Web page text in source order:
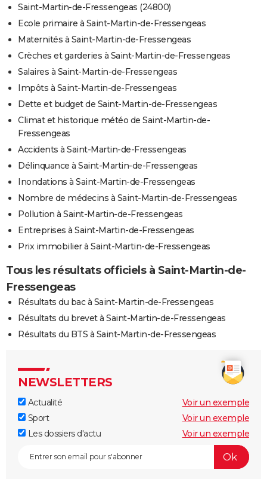
Saint-Martin-de-Fressengeas (24800)
Ecole primaire à Saint-Martin-de-Fressengeas
Maternités à Saint-Martin-de-Fressengeas
Crèches et garderies à Saint-Martin-de-Fressengeas
Salaires à Saint-Martin-de-Fressengeas
Impôts à Saint-Martin-de-Fressengeas
Dette et budget de Saint-Martin-de-Fressengeas
Climat et historique météo de Saint-Martin-de-
Fressengeas
Accidents à Saint-Martin-de-Fressengeas
Délinquance à Saint-Martin-de-Fressengeas
Inondations à Saint-Martin-de-Fressengeas
Nombre de médecins à Saint-Martin-de-Fressengeas
Pollution à Saint-Martin-de-Fressengeas
Entreprises à Saint-Martin-de-Fressengeas
Prix immobilier à Saint-Martin-de-Fressengeas
Tous les résultats officiels à Saint-Martin-de-
Fressengeas
Résultats du bac à Saint-Martin-de-Fressengeas
Résultats du brevet à Saint-Martin-de-Fressengeas
Résultats du BTS à Saint-Martin-de-Fressengeas
NEWSLETTERS
Actualité
Voir un exemple
Sport
Voir un exemple
Les dossiers d'actu
Voir un exemple